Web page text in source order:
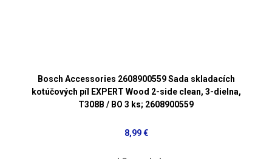
Bosch Accessories 2608900559 Sada skladacích
kotúčových píl EXPERT Wood 2-side clean, 3-dielna,
T308B / BO 3 ks; 2608900559
8,99 €